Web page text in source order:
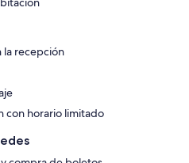
la recepción
con horario limitado